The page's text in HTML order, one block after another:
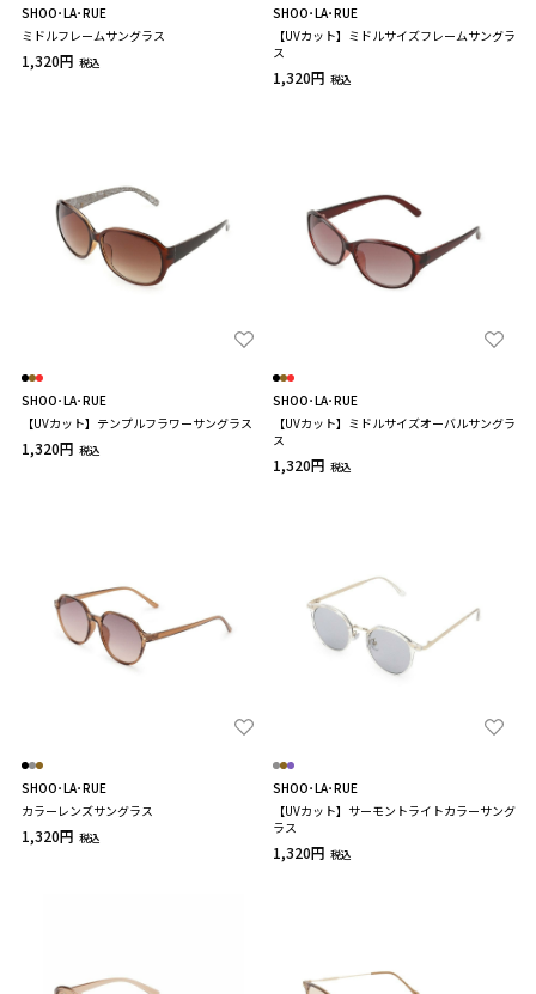
SHOO･LA･RUE
ミドルフレームサングラス
1,320円 税込
SHOO･LA･RUE
【UVカット】ミドルサイズフレームサングラ
ス
1,320円 税込
SHOO･LA･RUE
【UVカット】テンプルフラワーサングラス
1,320円 税込
SHOO･LA･RUE
【UVカット】ミドルサイズオーバルサングラ
ス
1,320円 税込
SHOO･LA･RUE
カラーレンズサングラス
1,320円 税込
SHOO･LA･RUE
【UVカット】サーモントライトカラーサング
ラス
1,320円 税込